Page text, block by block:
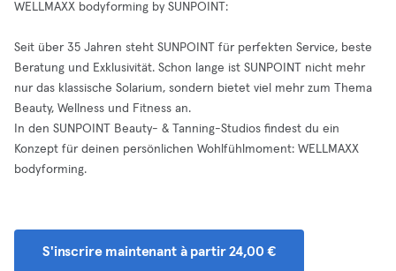
WELLMAXX bodyforming by SUNPOINT:
Seit über 35 Jahren steht SUNPOINT für perfekten Service, beste
Beratung und Exklusivität. Schon lange ist SUNPOINT nicht mehr
nur das klassische Solarium, sondern bietet viel mehr zum Thema
Beauty, Wellness und Fitness an.
In den SUNPOINT Beauty- & Tanning-Studios findest du ein
Konzept für deinen persönlichen Wohlfühlmoment: WELLMAXX
bodyforming.
S'inscrire maintenant à partir 24,00 €